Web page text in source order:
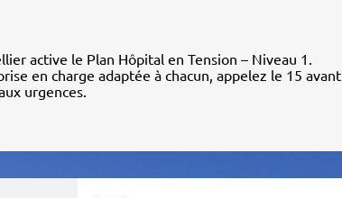
active le Plan Hôpital en Tension – Niveau 1.
en charge adaptée à chacun, appelez le 15 avant
urgences.